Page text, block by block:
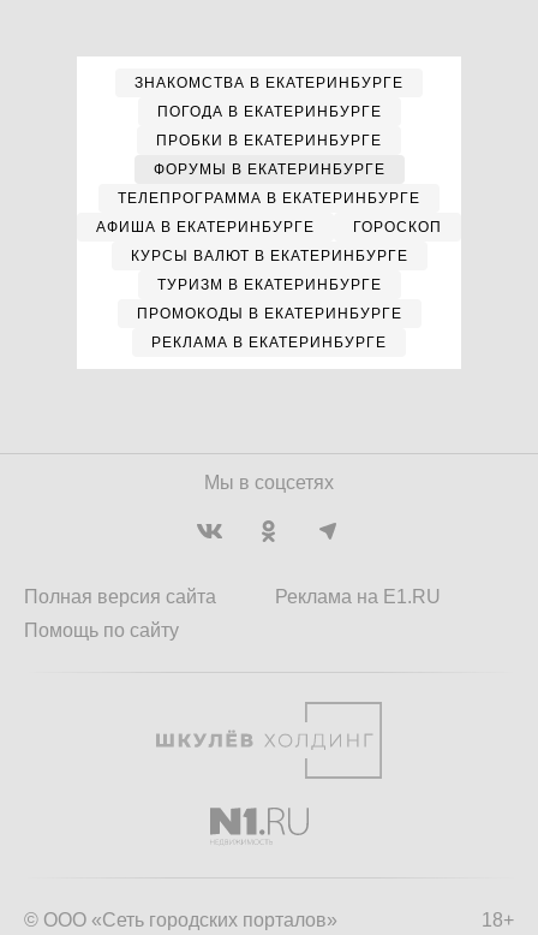
ЗНАКОМСТВА В ЕКАТЕРИНБУРГЕ
ПОГОДА В ЕКАТЕРИНБУРГЕ
ПРОБКИ В ЕКАТЕРИНБУРГЕ
ФОРУМЫ В ЕКАТЕРИНБУРГЕ
ТЕЛЕПРОГРАММА В ЕКАТЕРИНБУРГЕ
АФИША В ЕКАТЕРИНБУРГЕ
ГОРОСКОП
КУРСЫ ВАЛЮТ В ЕКАТЕРИНБУРГЕ
ТУРИЗМ В ЕКАТЕРИНБУРГЕ
ПРОМОКОДЫ В ЕКАТЕРИНБУРГЕ
РЕКЛАМА В ЕКАТЕРИНБУРГЕ
Мы в соцсетях
Полная версия сайта
Помощь по сайту
Реклама на E1.RU
18+
© ООО «Сеть городских порталов»